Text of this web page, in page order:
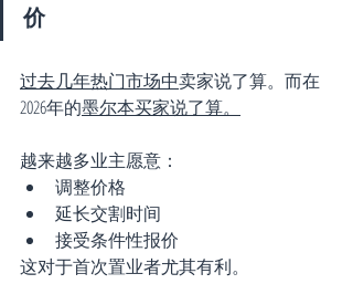
价
过去几年热门市场中卖家说了算。而在
2026年的墨尔本买家说了算。
越来越多业主愿意：
调整价格
延长交割时间
接受条件性报价
这对于首次置业者尤其有利。